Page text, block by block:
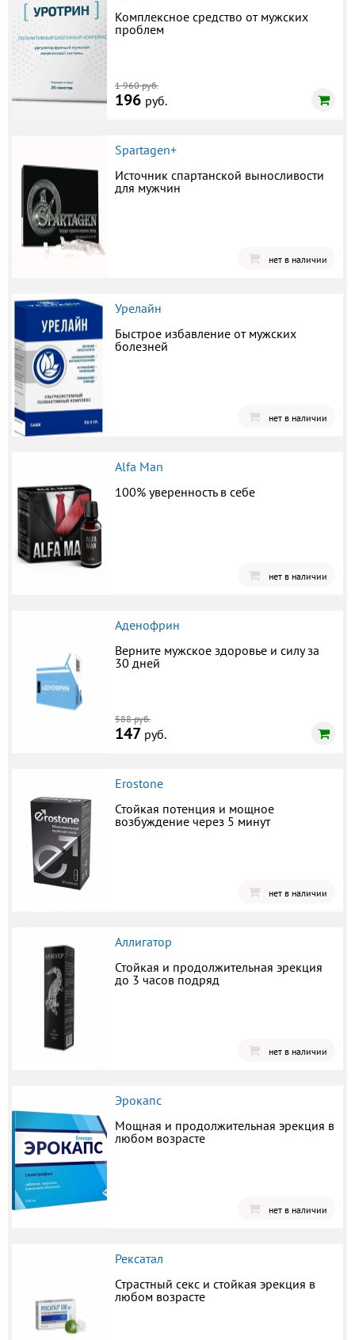
Комплексное средство от мужских
проблем
1 960 руб.
196 руб.
Spartagen+
Источник спартанской выносливости
для мужчин
нет в наличии
Урелайн
Быстрое избавление от мужских
болезней
нет в наличии
Alfa Man
100% уверенность в себе
нет в наличии
Аденофрин
Верните мужское здоровье и силу за
30 дней
588 руб.
147 руб.
Erostone
Стойкая потенция и мощное
возбуждение через 5 минут
нет в наличии
Аллигатор
Стойкая и продолжительная эрекция
до 3 часов подряд
нет в наличии
Эрокапс
Мощная и продолжительная эрекция в
любом возрасте
нет в наличии
Рексатал
Страстный секс и стойкая эрекция в
любом возрасте